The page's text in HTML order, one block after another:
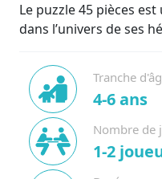
Le puzzle 45 pièces
dans l’univers de ses
Tranche
4-6 ans
Nombre de
1-2